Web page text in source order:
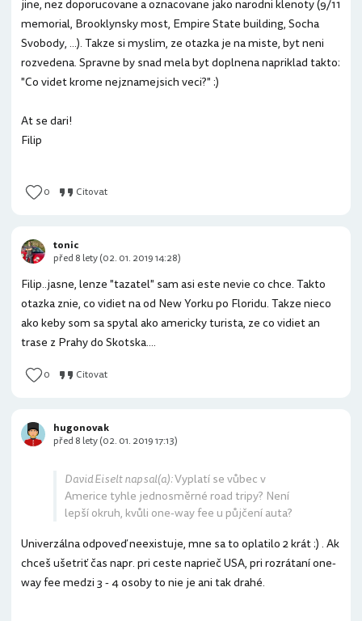
jine, nez doporucovane a oznacovane jako narodni klenoty (9/11
memorial, Brooklynsky most, Empire State building, Socha
Svobody, ...). Takze si myslim, ze otazka je na miste, byt neni
rozvedena. Spravne by snad mela byt doplnena napriklad takto:
"Co videt krome nejznamejsich veci?" :)
At se dari!
Filip
0 Citovat
Filip..jasne, lenze "tazatel" sam asi este nevie co chce. Takto
otazka znie, co vidiet na od New Yorku po Floridu. Takze nieco
ako keby som sa spytal ako americky turista, ze co vidiet an
trase z Prahy do Skotska....
0 Citovat
tonic
před 8 lety (02. 01. 2019 14:28)
David Eiselt napsal(a):Vyplatí se vůbec v
Americe tyhle jednosměrné road tripy? Není
lepší okruh, kvůli one-way fee u půjčení auta?
Univerzálna odpoveď neexistuje, mne sa to oplatilo 2 krát :) . Ak
chceš ušetriť čas napr. pri ceste naprieč USA, pri rozrátaní one-
way fee medzi 3 - 4 osoby to nie je ani tak drahé.
hugonovak
před 8 lety (02. 01. 2019 17:13)